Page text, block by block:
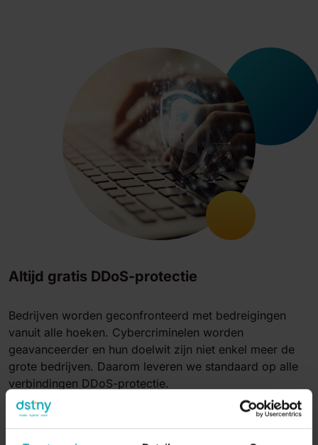
Altijd gratis DDoS-protectie
Bedrijven worden geconfronteerd met bedreigingen
vanuit alle hoeken. Cybercriminelen worden
geavanceerder en hun doelwit zijn niet enkel meer de
grote bedrijven. Daarom leveren we standaard op alle
verbindingen DDoS-protectie.